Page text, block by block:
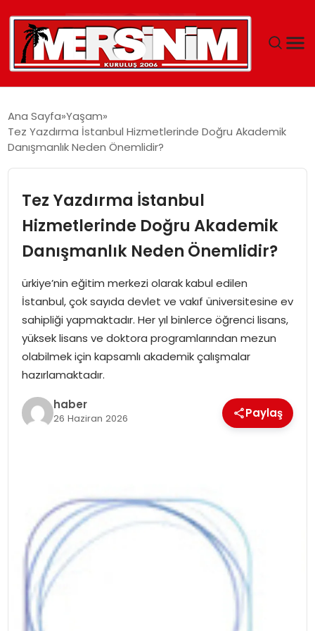
EĞITIM
SPOR
EKONOMI
MAGAZIN
DÜNYA
Ana Sayfa Yaşam
Tez Yazdırma İstanbul Hizmetlerinde Doğru Akademik
Danışmanlık Neden Önemlidir?
Tez Yazdırma İstanbul
Hizmetlerinde Doğru Akademik
Danışmanlık Neden Önemlidir?
ürkiye’nin eğitim merkezi olarak kabul edilen
İstanbul, çok sayıda devlet ve vakıf üniversitesine ev
sahipliği yapmaktadır. Her yıl binlerce öğrenci lisans,
yüksek lisans ve doktora programlarından mezun
olabilmek için kapsamlı akademik çalışmalar
hazırlamaktadır.
haber
26 Haziran 2026 Paylaş